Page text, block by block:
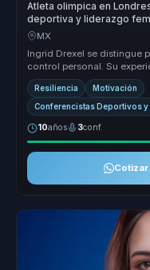
Atleta olimpica en
deportiva y liderazgo
lideres y equipos.
MX
Ingrid Drexel se distingue
control personal. Su
ofrecer ...
Resiliencia Motivación
Conferencistas Deportivos y
10años 3conf.
Cotizar